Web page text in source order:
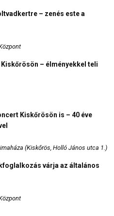
– zenés este a
– élményekkel teli
Kiskőrösön is – 40 éve
(Kiskőrös, Holló János utca 1.)
várja az általános